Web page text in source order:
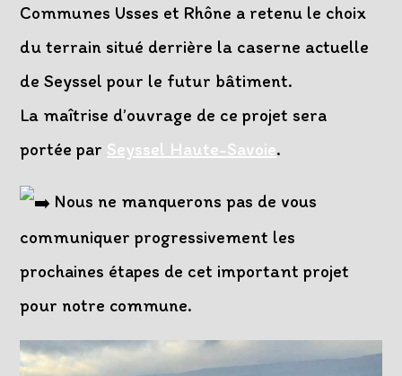
Communes Usses et Rhône a retenu le choix
du terrain situé derrière la caserne actuelle
de Seyssel pour le futur bâtiment.
La maîtrise d’ouvrage de ce projet sera
portée par Seyssel Haute-Savoie.
Nous ne manquerons pas de vous
communiquer progressivement les
prochaines étapes de cet important projet
pour notre commune.